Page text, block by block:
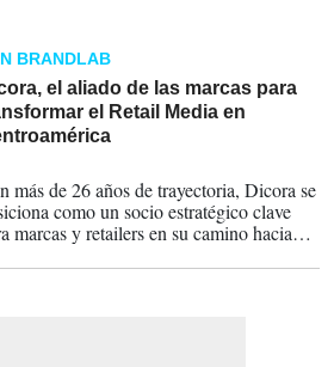
BRANDLAB
el aliado de las marcas para
el Retail Media en
más de 26 años de trayectoria, Dicora se
como un socio estratégico clave
marcas y retailers en su camino hacia
y medible.